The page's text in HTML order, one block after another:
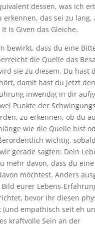
dessen, was ich
erkennen, das sei zu lang,
Is Given das Gleiche.
bewirkt, dass du eine
die Quelle das
sie zu diesem. Du hast
damit hast du jetzt den
inwendig in dir
Punkte der
zu erkennen, ob du
wie die Quelle bist
wichtig,
gerade sagten: Dein
mehr davon, dass du eine
möchtest. Anders
eurer Lebens-
bevor ihr diesen
empathisch seit eh
kraftvolle Sein an der